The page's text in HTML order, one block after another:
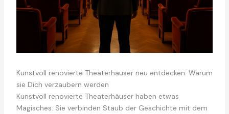
Kunstvoll renovierte Theaterhäuser neu entdecken: Warum
sie Dich verzaubern werden
Kunstvoll renovierte Theaterhäuser haben etwas
Magisches. Sie verbinden Staub der Geschichte mit dem